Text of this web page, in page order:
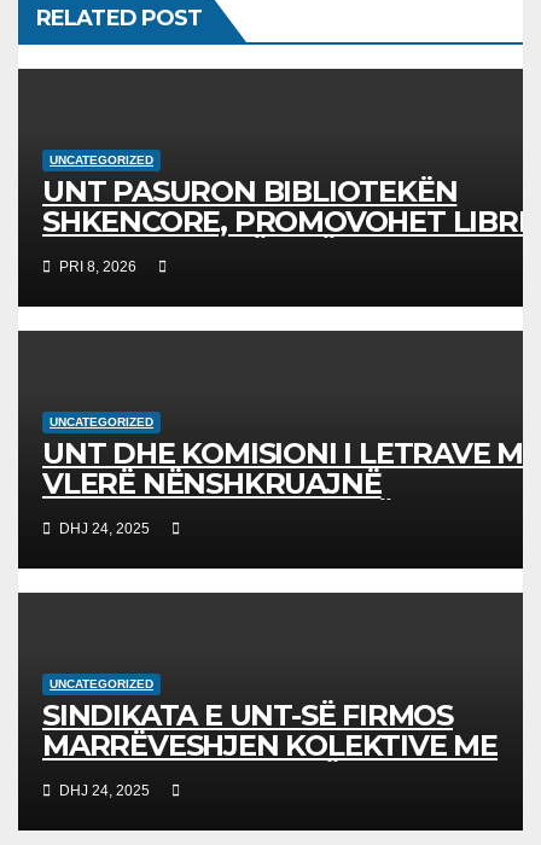
RELATED POST
UNCATEGORIZED
UNT PASURON BIBLIOTEKËN
SHKENCORE, PROMOVOHET LIBRI
PROF. DR. BEKIM FETAJI
PRI 8, 2026
UNCATEGORIZED
UNT DHE KOMISIONI I LETRAVE ME
VLERË NËNSHKRUAJNË
PËR AVANCIMIN E EDUKIMIT
FINANCIAR
DHJ 24, 2025
UNCATEGORIZED
SINDIKATA E UNT-SË FIRMOS
MARRËVESHJEN KOLEKTIVE ME
DHJ 24, 2025